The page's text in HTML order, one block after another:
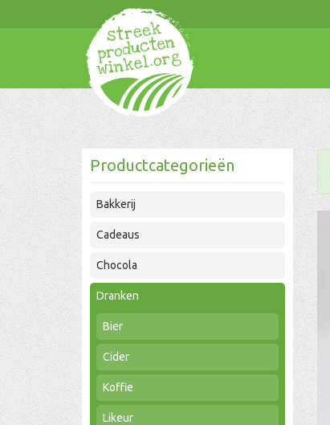
Productcategorieën
Bakkerij
Cadeaus
Chocola
Dranken
Bier
Cider
Koffie
Likeur